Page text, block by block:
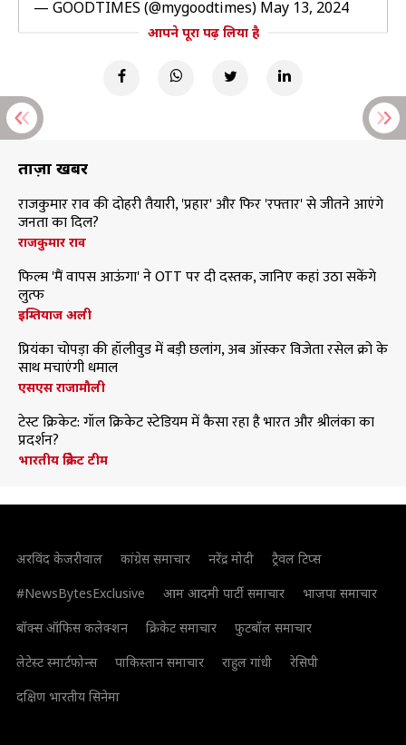
— GOODTIMES (@mygoodtimes) May 13, 2024
आपने पूरा पढ़ लिया है
ताज़ा खबरें
राजकुमार राव की दोहरी तैयारी, 'प्रहार' और फिर 'रफ्तार' से जीतने आएंगे
जनता का दिल?
राजकुमार राव
फिल्म 'मैं वापस आऊंगा' ने OTT पर दी दस्तक, जानिए कहां उठा सकेंगे
लुत्फ
इम्तियाज अली
प्रियंका चोपड़ा की हॉलीवुड में बड़ी छलांग, अब ऑस्कर विजेता रसेल क्रो के
साथ मचाएंगी धमाल
एसएस राजामौली
टेस्ट क्रिकेट: गॉल क्रिकेट स्टेडियम में कैसा रहा है भारत और श्रीलंका का
प्रदर्शन?
भारतीय क्रिकेट टीम
अरविंद केजरीवाल कांग्रेस समाचार नरेंद्र मोदी
ट्रैवल टिप्स
#NewsBytesExclusive
आम आदमी पार्टी समाचार
भाजपा समाचार
बॉक्स ऑफिस कलेक्शन
क्रिकेट समाचार
फुटबॉल समाचार
लेटेस्ट स्मार्टफोन्स
पाकिस्तान समाचार राहुल गांधी
रेसिपी
दक्षिण भारतीय सिनेमा